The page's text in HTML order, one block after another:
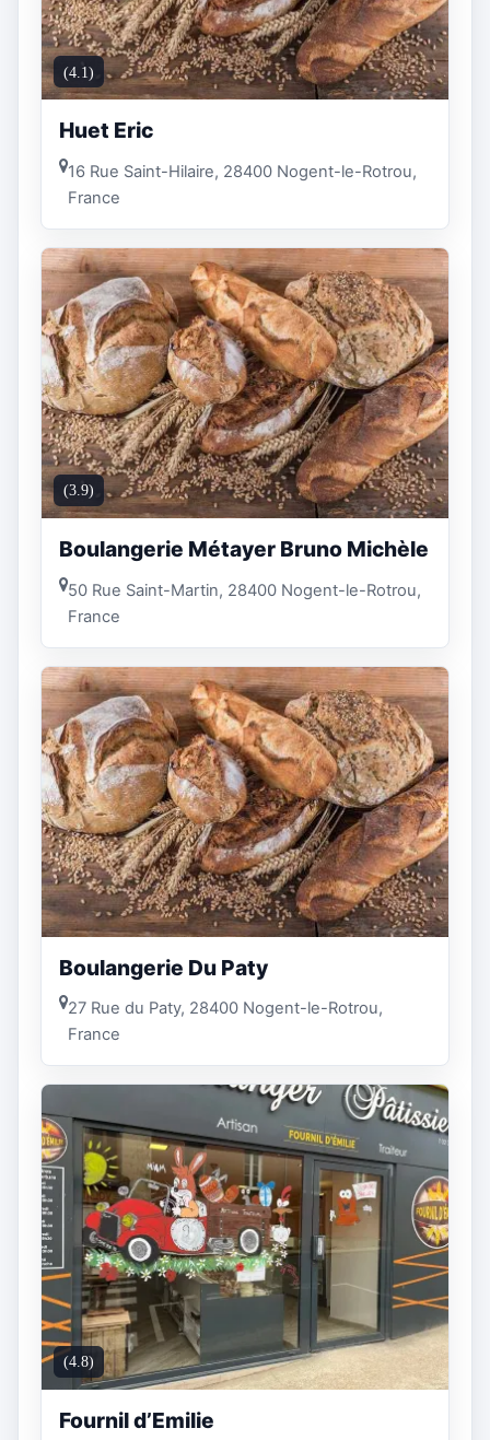
(4.1)
Huet Eric
16 Rue Saint-Hilaire, 28400 Nogent-le-Rotrou,
France
(3.9)
Boulangerie Métayer Bruno Michèle
50 Rue Saint-Martin, 28400 Nogent-le-Rotrou,
France
Boulangerie Du Paty
27 Rue du Paty, 28400 Nogent-le-Rotrou,
France
(4.8)
Fournil d’Emilie